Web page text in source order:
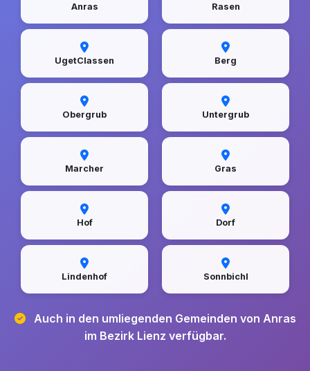
Anras Rasen
UgetClassen Berg
Obergrub Untergrub
Marcher Gras
Hof Dorf
Lindenhof Sonnbichl
Auch in den umliegenden Gemeinden von Anras
im Bezirk Lienz verfügbar.